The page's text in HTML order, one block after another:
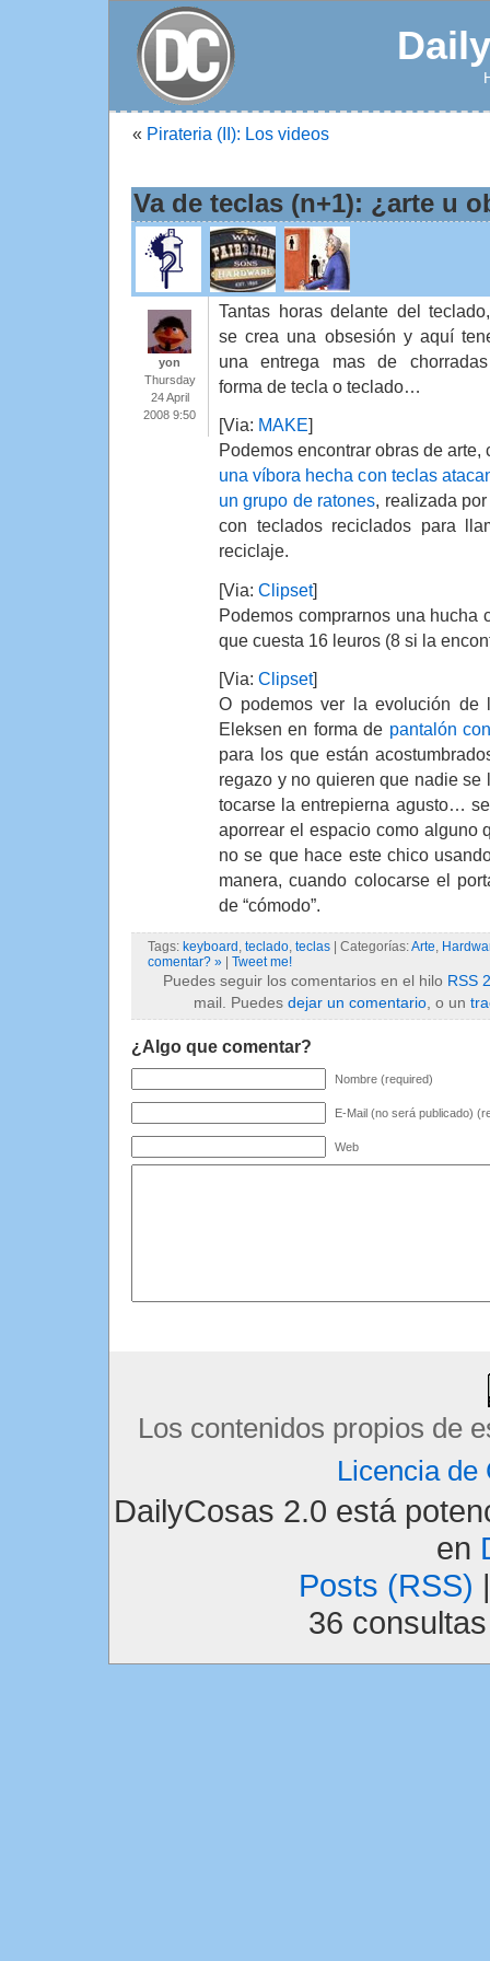
« Pirateria (II): Los videos
Va de teclas (n+1): ¿arte u
yon
Thursday
24 April
2008 9:50
Tantas horas delante del
se crea una obsesión y aquí
una entrega mas de
forma de tecla o teclado…
[Via: MAKE]
Podemos encontrar obras de arte,
una víbora hecha con teclas
un grupo de ratones, realizada
con teclados reciclados para
reciclaje.
[Via: Clipset]
Podemos comprarnos una hucha
que cuesta 16 leuros (8 si la
[Via: Clipset]
O podemos ver la evolución de
Eleksen en forma de pantalón
para los que están
regazo y no quieren que nadie se
tocarse la entrepierna agusto…
aporrear el espacio como
no se que hace este chico
manera, cuando colocarse el
de “cómodo”.
Tags: keyboard , teclado, teclas | Categorías:Arte,
comentar? »
Tweet me!
Puedes seguir los comentarios en el hilo RSS
mail. Puedes dejar un comentario , o un
¿Algo que comentar?
Nombre (required)
E-Mail (no será publicado)
Web
Los contenidos propios de
Licencia de
DailyCosas 2.0 está
en
Posts (RSS)
36